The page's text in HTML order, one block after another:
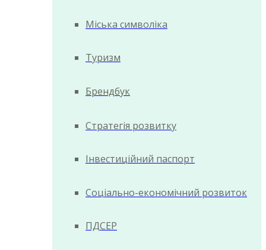
Міська символіка
Туризм
Брендбук
Стратегія розвитку
Інвестиційний паспорт
Соціально-економічний розвиток
ПДСЕР